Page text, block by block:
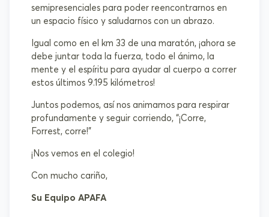
semipresenciales para poder reencontrarnos en
un espacio físico y saludarnos con un abrazo.
Igual como en el km 33 de una maratón, ¡ahora se
debe juntar toda la fuerza, todo el ánimo, la
mente y el espíritu para ayudar al cuerpo a correr
estos últimos 9.195 kilómetros!
Juntos podemos, así nos animamos para respirar
profundamente y seguir corriendo, “¡Corre,
Forrest, corre!"
¡Nos vemos en el colegio!
Con mucho cariño,
Su Equipo APAFA